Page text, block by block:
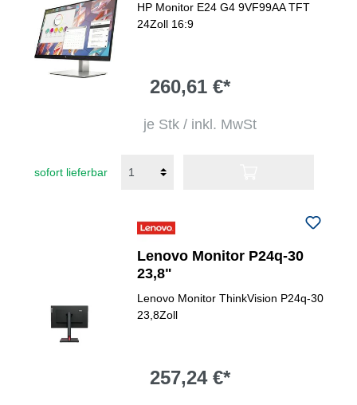
HP Monitor E24 G4 9VF99AA TFT
24Zoll 16:9
260,61 €*
je Stk / inkl. MwSt
sofort lieferbar
Lenovo Monitor P24q-30
23,8"
Lenovo Monitor ThinkVision P24q-30
23,8Zoll
257,24 €*